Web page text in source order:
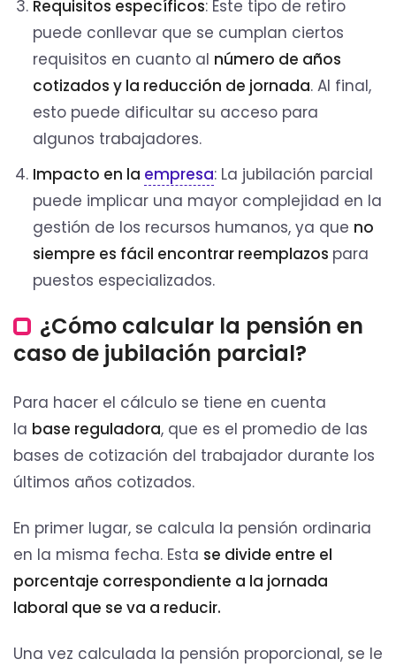
Requisitos específicos: Este tipo de retiro
puede conllevar que se cumplan ciertos
requisitos en cuanto al número de años
cotizados y la reducción de jornada. Al final,
esto puede dificultar su acceso para
algunos trabajadores.
Impacto en la empresa: La jubilación parcial
puede implicar una mayor complejidad en la
gestión de los recursos humanos, ya que no
siempre es fácil encontrar reemplazos para
puestos especializados.
¿Cómo calcular la pensión en
caso de jubilación parcial?
Para hacer el cálculo se tiene en cuenta
la base reguladora, que es el promedio de las
bases de cotización del trabajador durante los
últimos años cotizados.
En primer lugar, se calcula la pensión ordinaria
en la misma fecha. Esta se divide entre el
porcentaje correspondiente a la jornada
laboral que se va a reducir.
Una vez calculada la pensión proporcional, se le